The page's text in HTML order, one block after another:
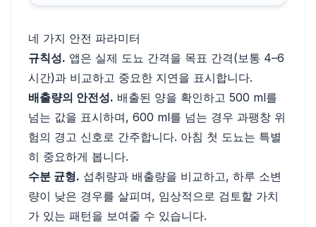
네 가지 안전 파라미터
규칙성. 앱은 실제 도뇨 간격을 목표 간격(보통 4–6
시간)과 비교하고 중요한 지연을 표시합니다.
배출량의 안전성. 배출된 양을 확인하고 500 ml를
넘는 값을 표시하며, 600 ml를 넘는 경우 과팽창 위
험의 경고 신호로 간주합니다. 아침 첫 도뇨는 특별
히 중요하게 봅니다.
수분 균형. 섭취량과 배출량을 비교하고, 하루 소변
량이 낮은 경우를 살피며, 임상적으로 검토할 가치
가 있는 패턴을 보여줄 수 있습니다.